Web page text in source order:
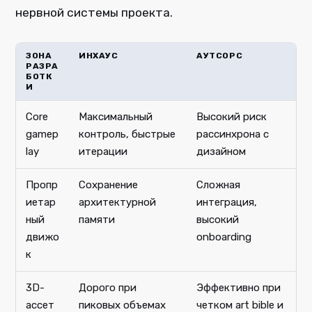
нервной системы проекта.
ЗОНА
РАЗРА
БОТК
И
ИНХАУС АУТСОРС
Core
gamep
lay
Максимальный
контроль, быстрые
итерации
Высокий риск
рассинхрона с
дизайном
Пропр
иетар
ный
движо
к
Сохранение
архитектурной
памяти
Сложная
интеграция,
высокий
onboarding
3D-
ассет
Дорого при
пиковых объемах
Эффективно при
четком art bible и